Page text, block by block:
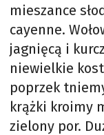
mieszance
cayenne.
jagnięcą i
niewielkie
poprzek
krążki kroimy
zielony por.